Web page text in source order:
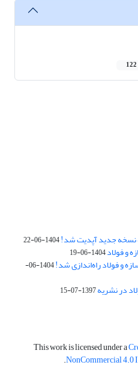
122
نسخه جدید آپدیت شد!1404-06-22
و فولاد1404-06-19
و فولاد راه‌اندازی شد!
1404-06-
در نشریه1397-07-15
This work is licensed under a
NonCommercial 4.0
.